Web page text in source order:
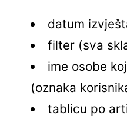
datum
filter (sva
ime osobe
(oznaka
tablicu po